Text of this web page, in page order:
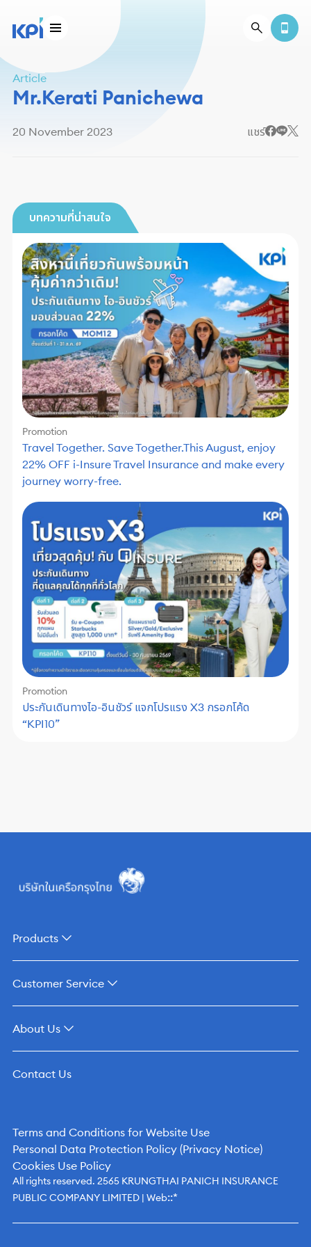
Article
Mr.Kerati Panichewa
20 November 2023 แชร์
บทความที่น่าสนใจ
Promotion
Travel Together. Save Together.This August, enjoy
22% OFF i-Insure Travel Insurance and make every
journey worry-free.
Promotion
ประกันเดินทางไอ-อินชัวร์ แจกโปรแรง X3 กรอกโค้ด
“KPI10”
Products
Customer Service
About Us
Contact Us
Terms and Conditions for Website Use
Personal Data Protection Policy (Privacy Notice)
Cookies Use Policy
All rights reserved. 2565 KRUNGTHAI PANICH INSURANCE
PUBLIC COMPANY LIMITED | Web::*